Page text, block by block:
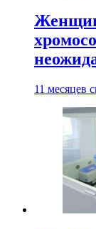
11 месяцев